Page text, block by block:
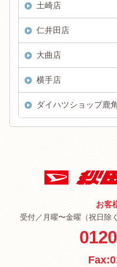
土崎店
仁井田店
大曲店
横手店
ダイハツショップ鹿角
お客
受付／月曜〜金曜（祝日除